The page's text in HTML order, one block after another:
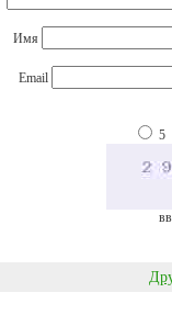
Имя
Email
5